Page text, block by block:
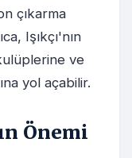
çıkarma
Işıkçı'nın
ve
yol açabilir.
Önemi